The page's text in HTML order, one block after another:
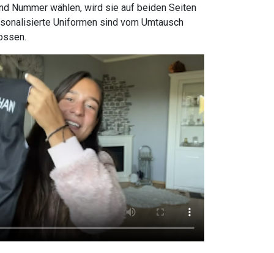
Nummer wählen, wird sie auf beiden Seiten
Uniformen sind vom Umtausch